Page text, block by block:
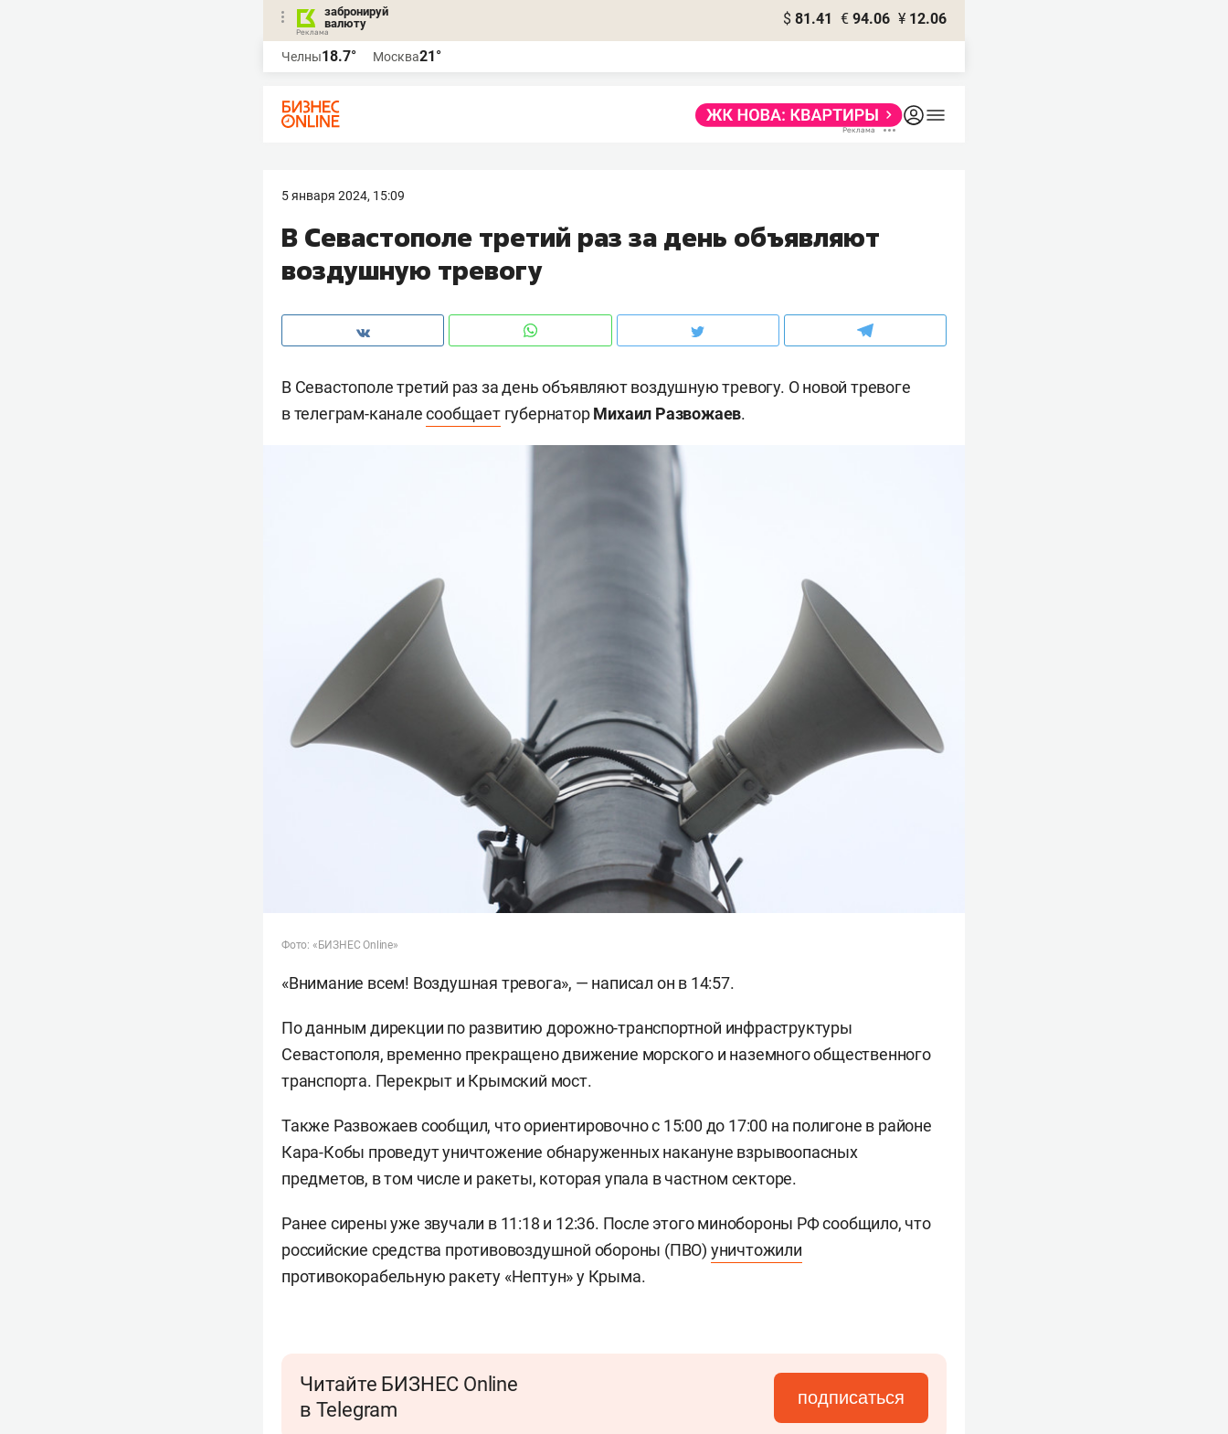
забронируй
валюту
$ 81.41 € 94.06 ¥ 12.06
Челны18.7° Москва21°
5 января 2024, 15:09
В Севастополе третий раз за день объявляют
воздушную тревогу
В Севастополе третий раз за день объявляют воздушную тревогу. О новой тревоге
в телеграм-каналесообщаетгубернаторМихаил Развожаев.
Фото: «БИЗНЕС Online»
«Внимание всем! Воздушная тревога», — написал он в 14:57.
По данным дирекции по развитию дорожно-транспортной инфраструктуры
Севастополя, временно прекращено движение морского и наземного общественного
транспорта. Перекрыт и Крымский мост.
Также Развожаев сообщил, что ориентировочно с 15:00 до 17:00 на полигоне в районе
Кара-Кобы проведут уничтожение обнаруженных накануне взрывоопасных
предметов, в том числе и ракеты, которая упала в частном секторе.
Ранее сирены уже звучали в 11:18 и 12:36. После этого минобороны РФ сообщило, что
российские средства противовоздушной обороны (ПВО) уничтожили
противокорабельную ракету «Нептун» у Крыма.
Читайте БИЗНЕС Online
в Telegram
подписаться